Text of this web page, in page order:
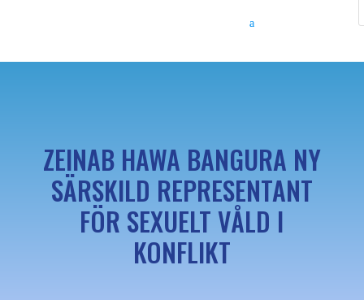
ZEINAB HAWA BANGURA NY
SÄRSKILD REPRESENTANT
FÖR SEXUELT VÅLD I
KONFLIKT